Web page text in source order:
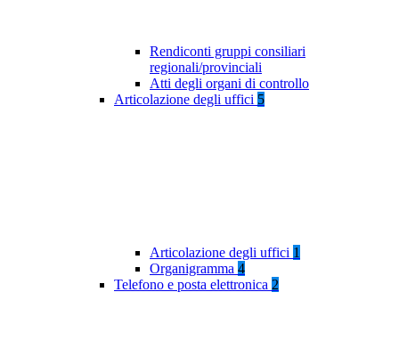
Rendiconti gruppi consiliari
regionali/provinciali
Atti degli organi di controllo
Articolazione degli uffici 5
Articolazione degli uffici 1
Organigramma 4
Telefono e posta elettronica 2